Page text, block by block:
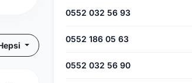
0552 032 56 93
0552 186 05 63
0552 032 56 90